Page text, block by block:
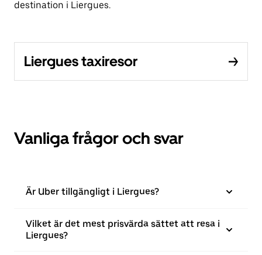
destination i Liergues.
Liergues taxiresor
Vanliga frågor och svar
Är Uber tillgängligt i Liergues?
Vilket är det mest prisvärda sättet att resa i
Liergues?